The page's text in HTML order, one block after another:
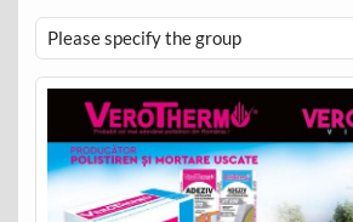
Please specify the group